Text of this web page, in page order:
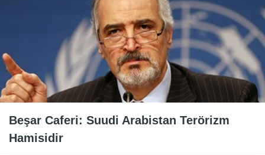
Beşar Caferi: Suudi Arabistan Terörizm
Hamisidir